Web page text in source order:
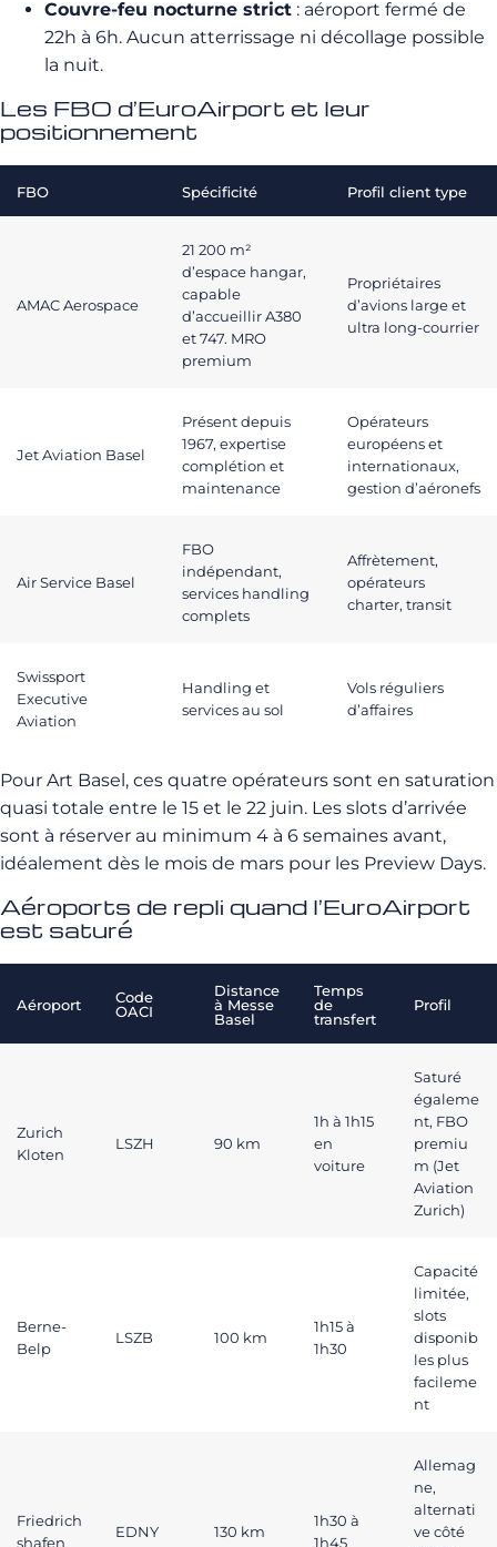
Couvre-feu nocturne strict : aéroport fermé de
22h à 6h. Aucun atterrissage ni décollage possible
la nuit.
Les FBO d’EuroAirport et leur
positionnement
FBO Spécificité Profil client type
AMAC Aerospace
21 200 m²
d’espace hangar,
capable
d’accueillir A380
et 747. MRO
premium
Propriétaires
d’avions large et
ultra long-courrier
Jet Aviation Basel
Présent depuis
1967, expertise
complétion et
maintenance
Opérateurs
européens et
internationaux,
gestion d’aéronefs
Air Service Basel
FBO
indépendant,
services handling
complets
Affrètement,
opérateurs
charter, transit
Swissport
Executive
Aviation
Handling et
services au sol
Vols réguliers
d’affaires
Pour Art Basel, ces quatre opérateurs sont en saturation
quasi totale entre le 15 et le 22 juin. Les slots d’arrivée
sont à réserver au minimum 4 à 6 semaines avant,
idéalement dès le mois de mars pour les Preview Days.
Aéroports de repli quand l’EuroAirport
est saturé
Aéroport
Code
OACI
Distance
à Messe
Basel
Temps
de
transfert
Profil
Zurich
Kloten
LSZH 90 km
1h à 1h15
en
voiture
Saturé
égaleme
nt, FBO
premiu
m (Jet
Aviation
Zurich)
Berne-
Belp
LSZB 100 km
1h15 à
1h30
Capacité
limitée,
slots
disponib
les plus
facileme
nt
Friedrich
shafen
EDNY 130 km
1h30 à
1h45
Allemag
ne,
alternati
ve côté